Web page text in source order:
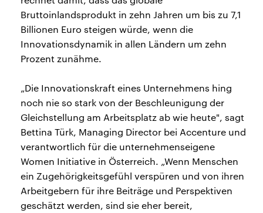
Bruttoinlandsprodukt in zehn Jahren um bis zu 7,1
Billionen Euro steigen würde, wenn die
Innovationsdynamik in allen Ländern um zehn
Prozent zunähme.
„Die Innovationskraft eines Unternehmens hing
noch nie so stark von der Beschleunigung der
Gleichstellung am Arbeitsplatz ab wie heute", sagt
Bettina Türk, Managing Director bei Accenture und
verantwortlich für die unternehmenseigene
Women Initiative in Österreich. „Wenn Menschen
ein Zugehörigkeitsgefühl verspüren und von ihren
Arbeitgebern für ihre Beiträge und Perspektiven
geschätzt werden, sind sie eher bereit,